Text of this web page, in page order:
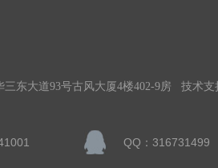
三东大道93号古风大厦4楼402-9房 技术支
QQ：316731499